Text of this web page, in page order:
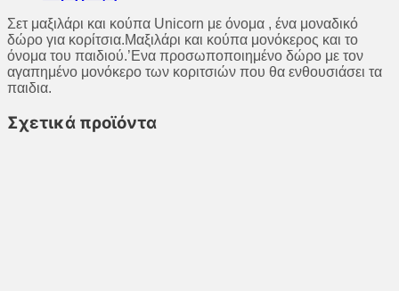
ποσότητα
Σετ μαξιλάρι και κούπα Unicorn με όνομα , ένα μοναδικό
δώρο για κορίτσια.Μαξιλάρι και κούπα μονόκερος και το
όνομα του παιδιού.’Ενα προσωποποιημένο δώρο με τον
αγαπημένο μονόκερο των κοριτσιών που θα ενθουσιάσει τα
παιδια.
Σχετικά προϊόντα